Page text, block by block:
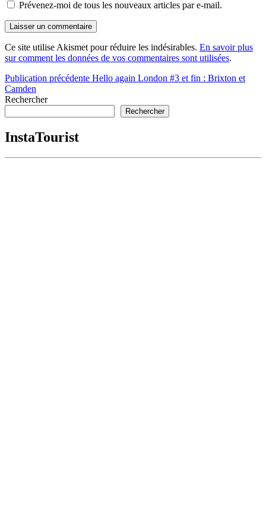
Prévenez-moi de tous les nouveaux articles par e-mail.
Ce site utilise Akismet pour réduire les indésirables. En savoir plus
sur comment les données de vos commentaires sont utilisées.
Navigation
de
Publication précédente Hello again London #3 et fin : Brixton et
Camden
Rechercher
Rechercher
InstaTourist